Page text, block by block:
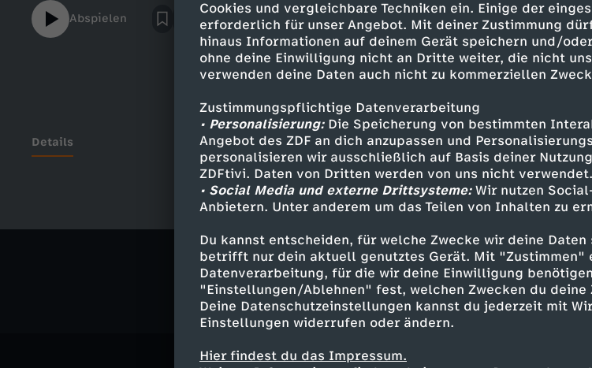
Cookies und vergleichbare Techniken ein. Einige der
erforderlich für unser Angebot. Mit deiner Zustimmung
hinaus Informationen auf deinem Gerät speichern und/
ohne deine Einwilligung nicht an Dritte weiter, die nicht
verwenden deine Daten auch nicht zu kommerziellen
Zustimmungspflichtige Datenverarbeitung
• Personalisierung:Die Speicherung von bestimmten
Angebot des ZDF an dich anzupassen und
personalisieren wir ausschließlich auf Basis deiner
ZDFtivi. Daten von Dritten werden von uns nicht verwendet.
• Social Media und externe Drittsysteme:Wir nutzen
Anbietern. Unter anderem um das Teilen von Inhalten zu
Du kannst entscheiden, für welche Zwecke wir deine
betrifft nur dein aktuell genutztes Gerät. Mit "Zustimmen"
Datenverarbeitung, für die wir deine Einwilligung
"Einstellungen/Ablehnen" fest, welchen Zwecken du
Deine Datenschutzeinstellungen kannst du jederzeit mit
Einstellungen widerrufen oder ändern.
Hier findest du das Impressum.
Abspielen
Details
Ähnliche Inhalte entdecken
Gesellschaft Talk informativ phoenix